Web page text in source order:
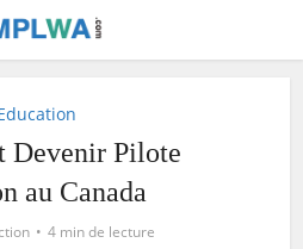
Devenir Pilote
au Canada
4 min de lecture